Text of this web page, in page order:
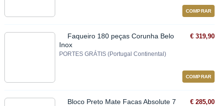
COMPRAR
Faqueiro 180 peças Corunha Belo
Inox
PORTES GRÁTIS (Portugal Continental)
€ 319,90
COMPRAR
Bloco Preto Mate Facas Absolute 7
€ 285,00